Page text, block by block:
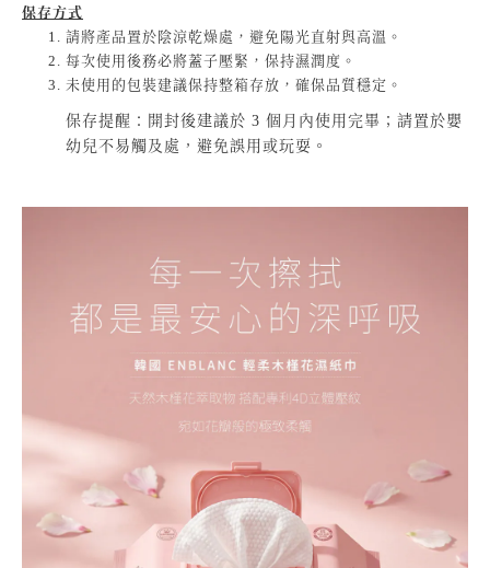
保存方式
請將產品置於陰涼乾燥處，避免陽光直射與高溫。
每次使用後務必將蓋子壓緊，保持濕潤度。
未使用的包裝建議保持整箱存放，確保品質穩定。
保存提醒：開封後建議於 3 個月內使用完畢；請置於嬰
幼兒不易觸及處，避免誤用或玩耍。